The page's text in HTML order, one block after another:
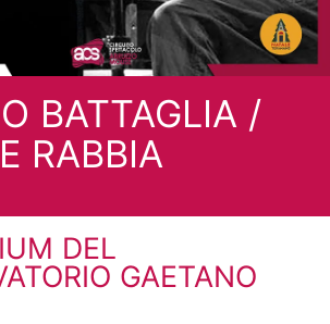
BATTAGLIA /
RABBIA
DEL
GAETANO